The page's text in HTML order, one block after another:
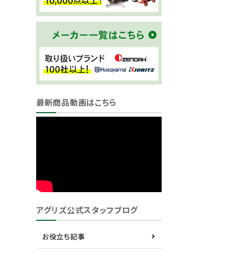
最新商品動画はこちら
アグリズ公式スタッフブログ
お役立ち記事